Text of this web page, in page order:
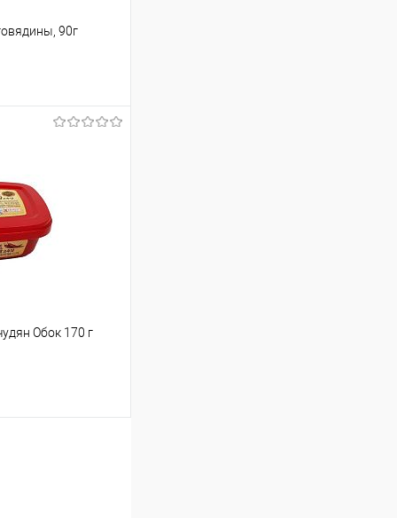
90г
указана в корзине и
общая сумма
Обок 170 г